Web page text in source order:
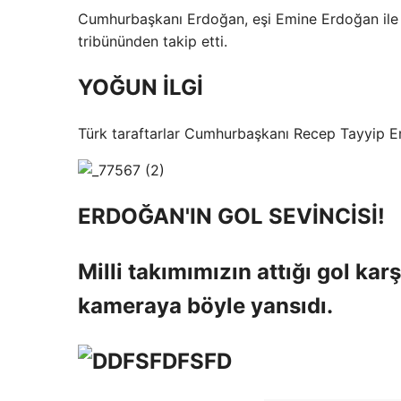
Cumhurbaşkanı Erdoğan, eşi Emine Erdoğan
tribününden takip etti.
YOĞUN İLGİ
Türk taraftarlar Cumhurbaşkanı Recep Tayyip
ERDOĞAN'IN GOL SEVİNCİSİ!
Milli takımımızın attığı gol
kameraya böyle yansıdı.